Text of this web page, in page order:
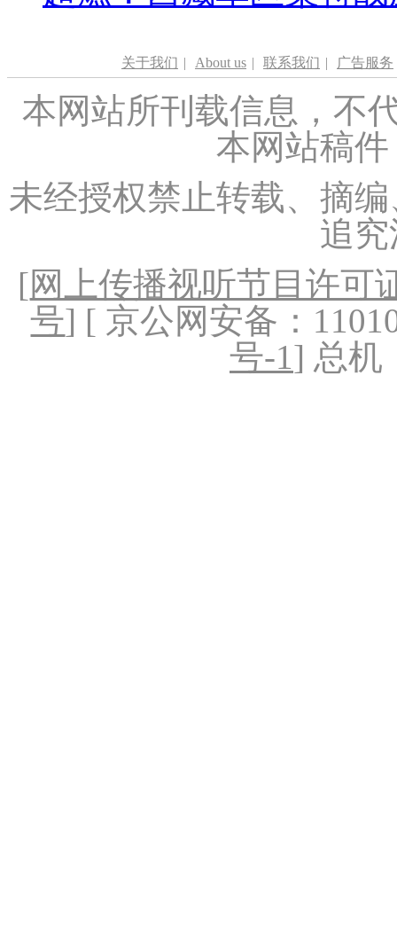
关于我们 | About us | 联系我们 | 广告服务
本网站所刊载信息，不
本网站稿
未经授权禁止转载、摘
追
[网上传播视听节目许可
号] [ 京公网安备：
号-1] 总机